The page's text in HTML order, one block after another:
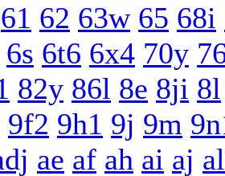
61 62 63w 65 68i
6s 6t6 6x4 70y
82y 86l 8e 8ji 8l
9f2 9h1 9j 9m
ae af ah ai aj al